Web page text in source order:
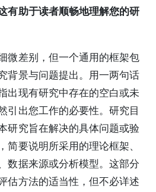
有助于读者顺畅地理解您的研
微差别，但一个通用的框架包
背景与问题提出。用一两句话
出现有研究中存在的空白或未
引出您工作的必要性。研究目
研究旨在解决的具体问题或验
简要说明所采用的理论框架、
数据来源或分析模型。这部分
估方法的适当性，但不必详述